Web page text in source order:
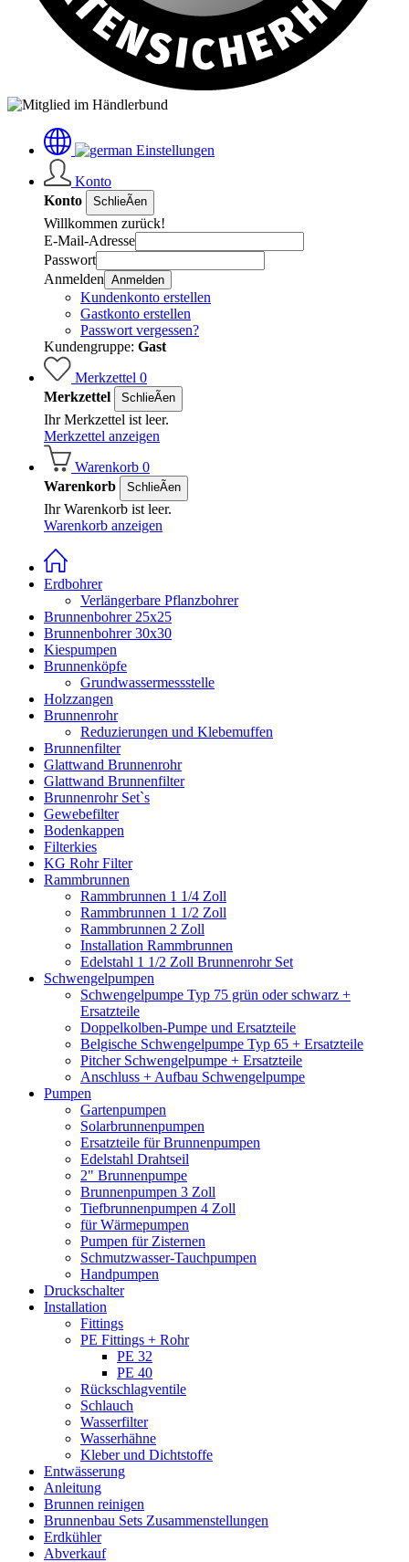
Einstellungen
Konto
Konto
SchlieÃen
Willkommen zurück!
E-Mail-Adresse
Passwort
Anmelden Anmelden
Kundenkonto erstellen
Gastkonto erstellen
Passwort vergessen?
Kundengruppe: Gast
Merkzettel 0
Merkzettel
SchlieÃen
Ihr Merkzettel ist leer.
Merkzettel anzeigen
Warenkorb 0
Warenkorb
SchlieÃen
Ihr Warenkorb ist leer.
Warenkorb anzeigen
Erdbohrer
Verlängerbare Pflanzbohrer
Brunnenbohrer 25x25
Brunnenbohrer 30x30
Kiespumpen
Brunnenköpfe
Grundwassermessstelle
Holzzangen
Brunnenrohr
Reduzierungen und Klebemuffen
Brunnenfilter
Glattwand Brunnenrohr
Glattwand Brunnenfilter
Brunnenrohr Set`s
Gewebefilter
Bodenkappen
Filterkies
KG Rohr Filter
Rammbrunnen
Rammbrunnen 1 1/4 Zoll
Rammbrunnen 1 1/2 Zoll
Rammbrunnen 2 Zoll
Installation Rammbrunnen
Edelstahl 1 1/2 Zoll Brunnenrohr Set
Schwengelpumpen
Schwengelpumpe Typ 75 grün oder schwarz +
Ersatzteile
Doppelkolben-Pumpe und Ersatzteile
Belgische Schwengelpumpe Typ 65 + Ersatzteile
Pitcher Schwengelpumpe + Ersatzteile
Anschluss + Aufbau Schwengelpumpe
Pumpen
Gartenpumpen
Solarbrunnenpumpen
Ersatzteile für Brunnenpumpen
Edelstahl Drahtseil
2" Brunnenpumpe
Brunnenpumpen 3 Zoll
Tiefbrunnenpumpen 4 Zoll
für Wärmepumpen
Pumpen für Zisternen
Schmutzwasser-Tauchpumpen
Handpumpen
Druckschalter
Installation
Fittings
PE Fittings + Rohr
PE 32
PE 40
Rückschlagventile
Schlauch
Wasserfilter
Wasserhähne
Kleber und Dichtstoffe
Entwässerung
Anleitung
Brunnen reinigen
Brunnenbau Sets Zusammenstellungen
Erdkühler
Abverkauf